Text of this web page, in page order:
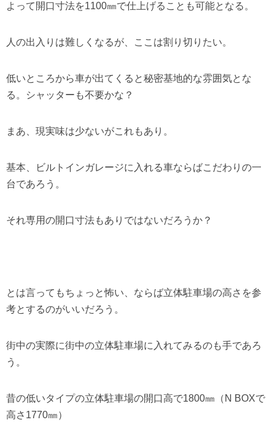
よって開口寸法を1100㎜で仕上げることも可能となる。
人の出入りは難しくなるが、ここは割り切りたい。
低いところから車が出てくると秘密基地的な雰囲気とな
る。シャッターも不要かな？
まあ、現実味は少ないがこれもあり。
基本、ビルトインガレージに入れる車ならばこだわりの一
台であろう。
それ専用の開口寸法もありではないだろうか？
とは言ってもちょっと怖い、ならば立体駐車場の高さを参
考とするのがいいだろう。
街中の実際に街中の立体駐車場に入れてみるのも手であろ
う。
昔の低いタイプの立体駐車場の開口高で1800㎜（N BOXで
高さ1770㎜）